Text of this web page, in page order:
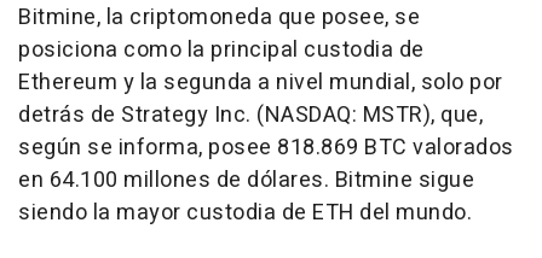
Bitmine, la criptomoneda que posee, se
posiciona como la principal custodia de
Ethereum y la segunda a nivel mundial, solo por
detrás de Strategy Inc. (NASDAQ: MSTR), que,
según se informa, posee 818.869 BTC valorados
en 64.100 millones de dólares. Bitmine sigue
siendo la mayor custodia de ETH del mundo.